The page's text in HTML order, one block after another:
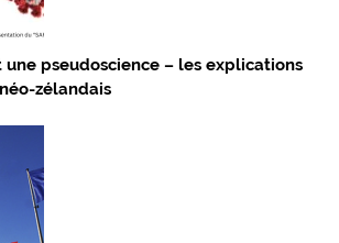
pseudoscience – les explications
zélandais